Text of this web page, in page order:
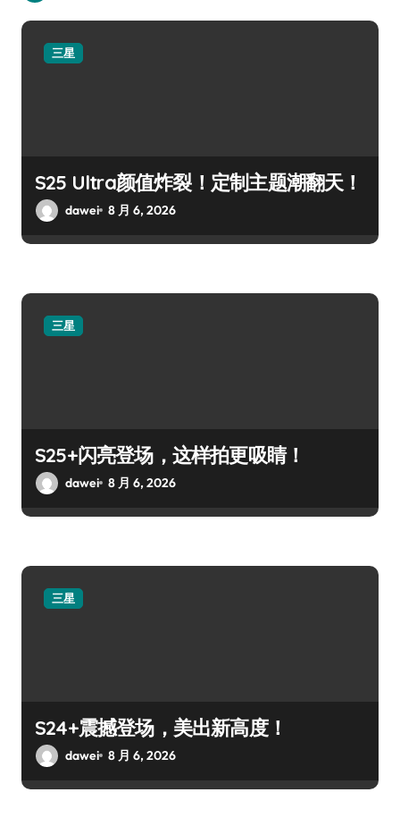
三星
S25 Ultra颜值炸裂！定制主题潮翻天！
dawei 8 月 6, 2026
三星
S25+闪亮登场，这样拍更吸睛！
dawei 8 月 6, 2026
三星
S24+震撼登场，美出新高度！
dawei 8 月 6, 2026